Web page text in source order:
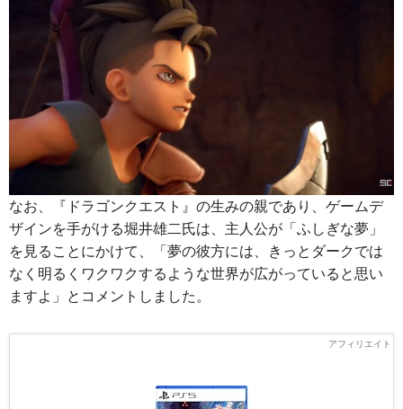
なお、『ドラゴンクエスト』の生みの親であり、ゲームデ
ザインを手がける堀井雄二氏は、主人公が「ふしぎな夢」
を見ることにかけて、「夢の彼方には、きっとダークでは
なく明るくワクワクするような世界が広がっていると思い
ますよ」とコメントしました。